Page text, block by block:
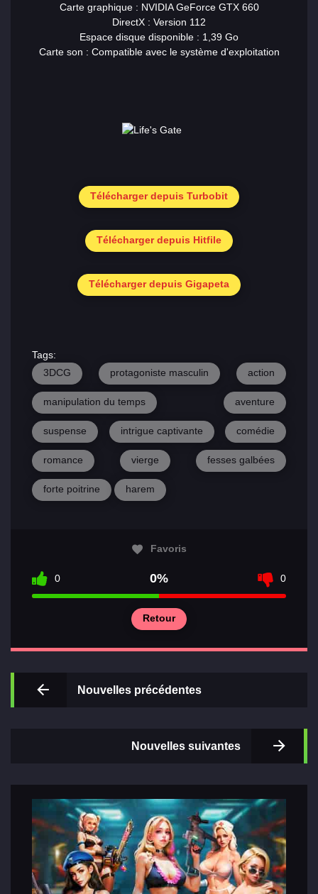
Principal
Sections
de jeux
Carte graphique : NVIDIA GeForce GTX 660
DirectX : Version 112
Espace disque disponible : 1,39 Go
Carte son : Compatible avec le système d'exploitation
Télécharger depuis Turbobit
Télécharger depuis Hitfile
Télécharger depuis Gigapeta
Tags:
3DCG
protagoniste masculin action
manipulation du temps aventure
suspense intrigue captivante comédie
romance vierge fesses galbées
forte poitrine harem
Favoris
0 0% 0
Retour
Nouvelles précédentes
Nouvelles suivantes